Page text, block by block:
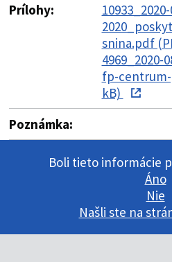
Prílohy:
snina.pdf
4969_2020-
fp-centrum-
kB)
Poznámka:
Boli tieto informácie
Áno
Nie
Našli ste na